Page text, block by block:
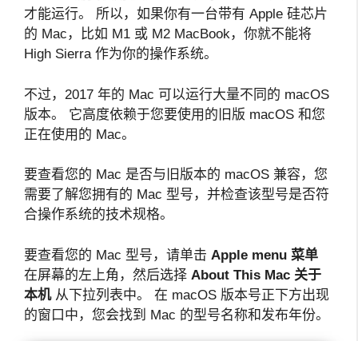
才能运行。 所以，如果你有一台带有 Apple 硅芯片
的 Mac，比如 M1 或 M2 MacBook，你就不能将
High Sierra 作为你的操作系统。
不过，2017 年的 Mac 可以运行大量不同的 macOS
版本。 它高度依赖于您要使用的旧版 macOS 和您
正在使用的 Mac。
要查看您的 Mac 是否与旧版本的 macOS 兼容，您
需要了解您拥有的 Mac 型号，并检查该型号是否符
合操作系统的技术规格。
要查看您的 Mac 型号，请单击 Apple menu 菜单
在屏幕的左上角，然后选择 About This Mac 关于
本机从下拉列表中。 在 macOS 版本号正下方出现
的窗口中，您会找到 Mac 的型号名称和发布年份。